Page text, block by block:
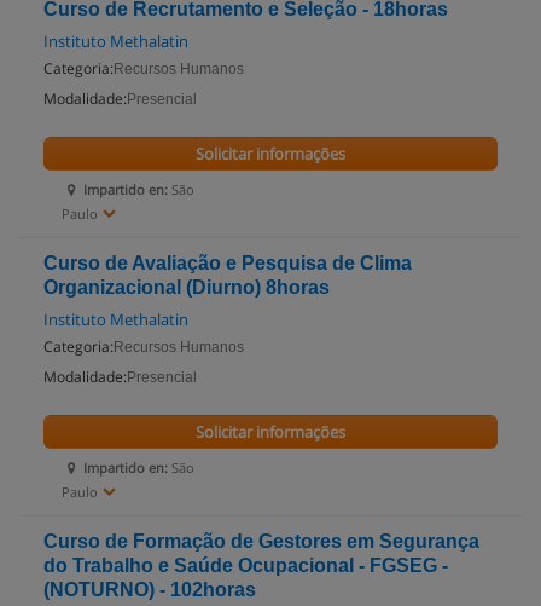
Curso de Recrutamento e Seleção - 18horas
Instituto Methalatin
Categoria: Recursos Humanos
Modalidade: Presencial
Impartido en: São
Paulo
Solicitar informações
Curso de Avaliação e Pesquisa de Clima
Organizacional (Diurno) 8horas
Instituto Methalatin
Categoria: Recursos Humanos
Modalidade: Presencial
Impartido en: São
Paulo
Solicitar informações
Curso de Formação de Gestores em Segurança
do Trabalho e Saúde Ocupacional - FGSEG -
(NOTURNO) - 102horas